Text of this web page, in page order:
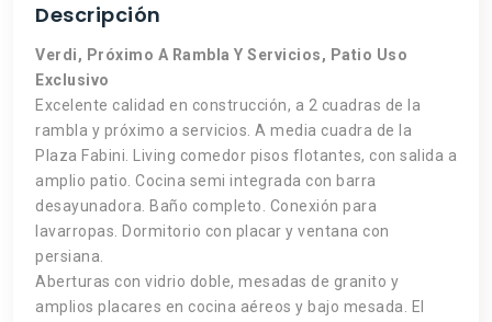
Descripción
Verdi, Próximo A Rambla Y Servicios, Patio Uso
Exclusivo
Excelente calidad en construcción, a 2 cuadras de la
rambla y próximo a servicios. A media cuadra de la
Plaza Fabini. Living comedor pisos flotantes, con salida a
amplio patio. Cocina semi integrada con barra
desayunadora. Baño completo. Conexión para
lavarropas. Dormitorio con placar y ventana con
persiana.
Aberturas con vidrio doble, mesadas de granito y
amplios placares en cocina aéreos y bajo mesada. El